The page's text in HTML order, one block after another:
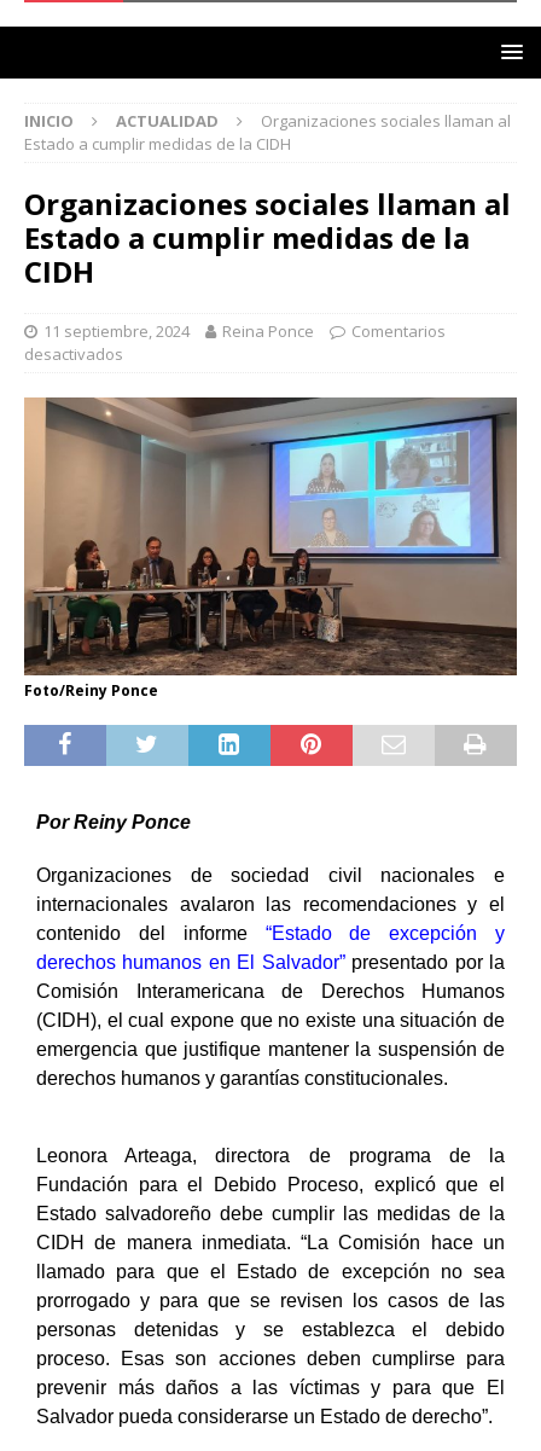
INICIO ACTUALIDAD
Organizaciones sociales llaman al
Estado a cumplir medidas de la CIDH
Organizaciones sociales llaman al
Estado a cumplir medidas de la
CIDH
11 septiembre, 2024 Reina Ponce
Comentarios
desactivados
Foto/Reiny Ponce
Por Reiny Ponce
Organizaciones de sociedad civil nacionales e
internacionales avalaron las recomendaciones y el
contenido del informe “Estado de excepción y
derechos humanos en El Salvador”presentado por la
Comisión Interamericana de Derechos Humanos
(CIDH), el cual expone que no existe una situación de
emergencia que justifique mantener la suspensión de
derechos humanos y garantías constitucionales.
Leonora Arteaga, directora de programa de la
Fundación para el Debido Proceso, explicó que el
Estado salvadoreño debe cumplir las medidas de la
CIDH de manera inmediata. “La Comisión hace un
llamado para que el Estado de excepción no sea
prorrogado y para que se revisen los casos de las
personas detenidas y se establezca el debido
proceso. Esas son acciones deben cumplirse para
prevenir más daños a las víctimas y para que El
Salvador pueda considerarse un Estado de derecho”.